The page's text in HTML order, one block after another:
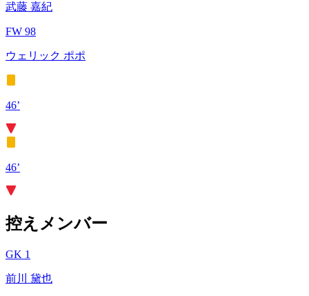
武藤 嘉紀
FW 98
ウェリック ポポ
46’
46’
控えメンバー
GK 1
前川 黛也